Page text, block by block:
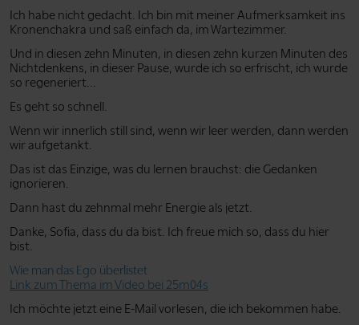
Ich habe nicht gedacht. Ich bin mit meiner Aufmerksamkeit ins
Kronenchakra und saß einfach da, im Wartezimmer.
Und in diesen zehn Minuten, in diesen zehn kurzen Minuten des
Nichtdenkens, in dieser Pause, wurde ich so erfrischt, ich wurde
so regeneriert...
Es geht so schnell.
Wenn wir innerlich still sind, wenn wir leer werden, dann werden
wir aufgetankt.
Das ist das Einzige, was du lernen brauchst: die Gedanken
ignorieren.
Dann hast du zehnmal mehr Energie als jetzt.
Danke, Sofia, dass du da bist. Ich freue mich so, dass du hier
bist.
Wie man das Ego überlistet
Link zum Thema im Video bei 25m04s
Ich möchte jetzt eine E-Mail vorlesen, die ich bekommen habe.